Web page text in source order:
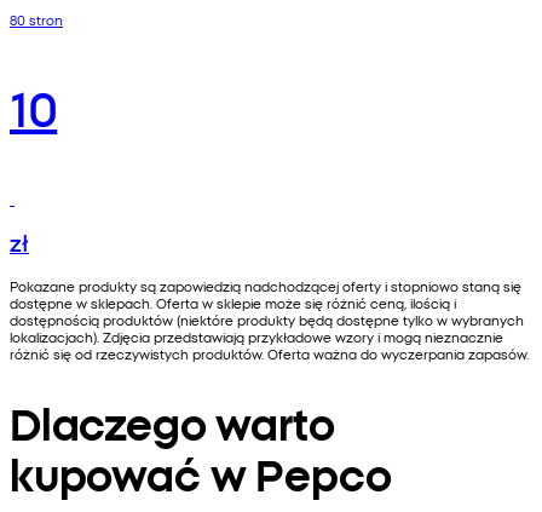
80 stron
10
zł
Pokazane produkty są zapowiedzią nadchodzącej oferty i stopniowo staną się
dostępne w sklepach. Oferta w sklepie może się różnić ceną, ilością i
dostępnością produktów (niektóre produkty będą dostępne tylko w wybranych
lokalizacjach). Zdjęcia przedstawiają przykładowe wzory i mogą nieznacznie
różnić się od rzeczywistych produktów. Oferta ważna do wyczerpania zapasów.
Dlaczego warto
kupować w Pepco